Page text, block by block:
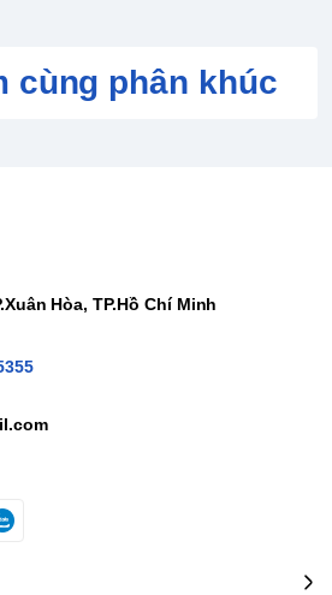
Bài Pokemon TCG Scarlet
Elite Trainer Box:
Masquerade, mỗi gói
Energy cơ bản.
của Teal Mask Ogerpon.
chơi về bản mở rộng Scarlet &
xúc xắc đếm sát thương, xúc xắc
và 2 thẻ đánh dấu trạng thái bằng
Pokémon Trading Card Game
cùng phân khúc
Hòa, TP.Hồ Chí Minh